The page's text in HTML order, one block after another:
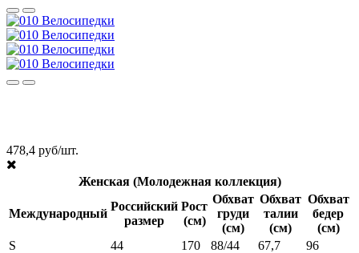
478,4 руб/шт.
Женская (Молодежная коллекция)
Международный
Российский
размер
Рост
(см)
Обхват
груди
(см)
Обхват
талии
(см)
Обхват
бедер
(см)
S
44 170 88/44 67,7
96